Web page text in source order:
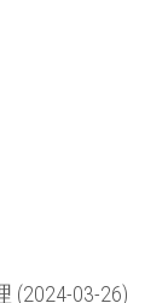
(2024-03-26)